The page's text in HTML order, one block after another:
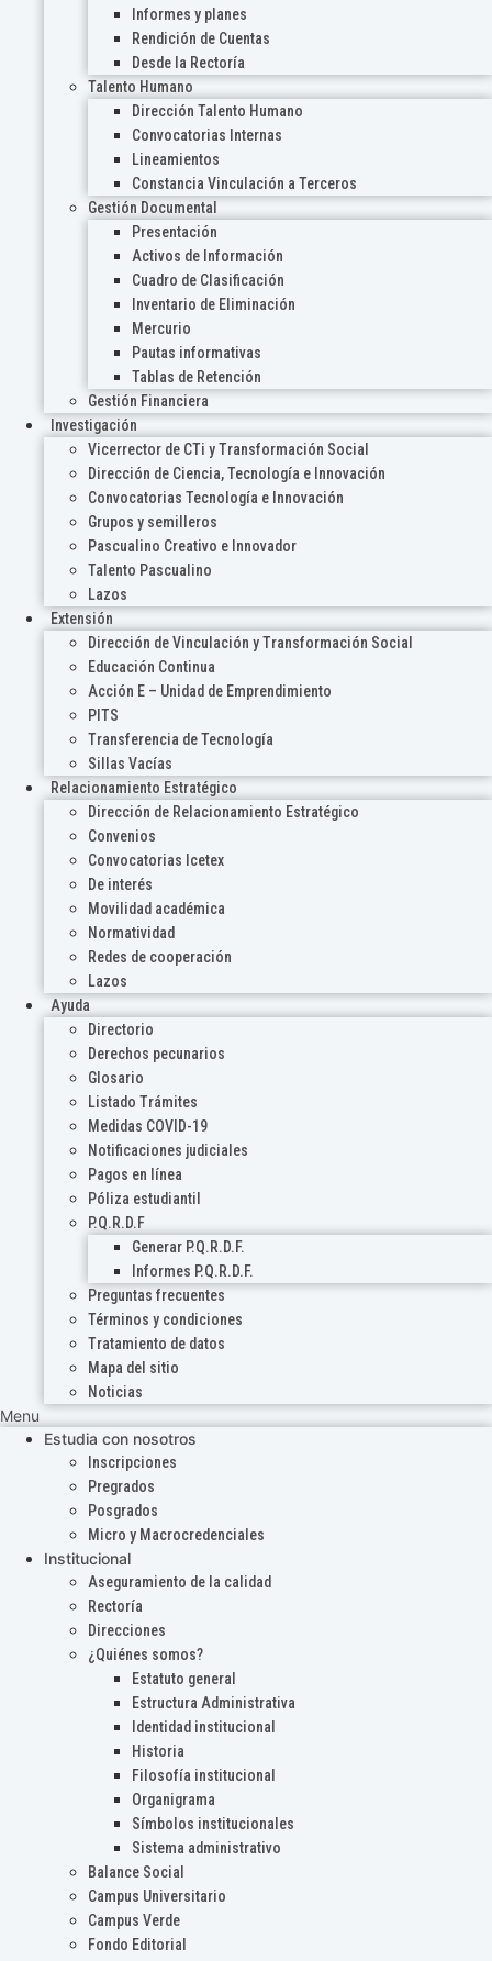
Informes y planes
Rendición de Cuentas
Desde la Rectoría
Talento Humano
Dirección Talento Humano
Convocatorias Internas
Lineamientos
Constancia Vinculación a Terceros
Gestión Documental
Presentación
Activos de Información
Cuadro de Clasificación
Inventario de Eliminación
Mercurio
Pautas informativas
Tablas de Retención
Gestión Financiera
Investigación
Vicerrector de CTi y Transformación Social
Dirección de Ciencia, Tecnología e Innovación
Convocatorias Tecnología e Innovación
Grupos y semilleros
Pascualino Creativo e Innovador
Talento Pascualino
Lazos
Extensión
Dirección de Vinculación y Transformación Social
Educación Continua
Acción E – Unidad de Emprendimiento
PITS
Transferencia de Tecnología
Sillas Vacías
Relacionamiento Estratégico
Dirección de Relacionamiento Estratégico
Convenios
Convocatorias Icetex
De interés
Movilidad académica
Normatividad
Redes de cooperación
Lazos
Ayuda
Directorio
Derechos pecunarios
Glosario
Listado Trámites
Medidas COVID-19
Notificaciones judiciales
Pagos en línea
Póliza estudiantil
P.Q.R.D.F
Generar P.Q.R.D.F.
Informes P.Q.R.D.F.
Preguntas frecuentes
Términos y condiciones
Tratamiento de datos
Mapa del sitio
Noticias
Menu
Estudia con nosotros
Inscripciones
Pregrados
Posgrados
Micro y Macrocredenciales
Institucional
Aseguramiento de la calidad
Rectoría
Direcciones
¿Quiénes somos?
Estatuto general
Estructura Administrativa
Identidad institucional
Historia
Filosofía institucional
Organigrama
Símbolos institucionales
Sistema administrativo
Balance Social
Campus Universitario
Campus Verde
Fondo Editorial